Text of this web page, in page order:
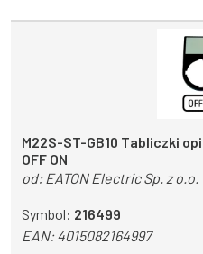
M22S-ST-GB10 Tabliczki
OFF ON
od: EATON Electric Sp. z o.o.
Symbol: 216499
EAN:4015082164997